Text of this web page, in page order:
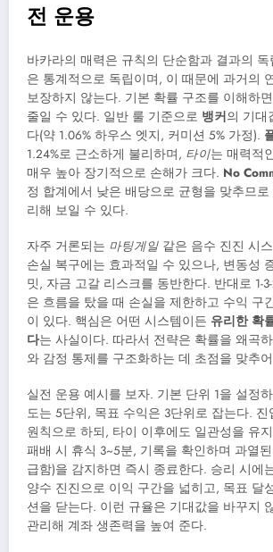
전 운용
바카라의 매력은 규칙의 단순함과 결과의
은 통계적으로 독립이며, 이 때문에 과거의
보장하지 않는다. 기본 확률 구조를 이해하
줄일 수 있다. 일반 룰 기준으로 뱅커의 기대
다(약 1.06% 하우스 엣지, 커미션 5% 가정).
1.24%로 근소하게 불리하며, 타이는 매력적
매우 높아 장기적으로 손해가 크다. No
정 합계에서 낮은 배당으로 균형을 맞추므
리해 보일 수 있다.
자주 거론되는 마팅게일 같은 음수 진진 시
손실 복구에는 효과적일 수 있으나, 변동성
밋, 자금 고갈 리스크를 동반한다. 반대로 1-
은 흐름을 탔을 때 손실을 제한하고 수익 구
이 있다. 핵심은 어떤 시스템이든 유리한 확
다는 사실이다. 따라서 전략은 확률을 왜곡
와 감정 통제를 구조화하는 데 초점을 맞추
실전 운용 예시를 보자. 기본 단위 1을 설정
도는 5단위, 목표 수익은 3단위로 잡는다. 진
원칙으로 하되, 타이 이후에도 일관성을 유
패배 시 휴식 3~5분, 기록을 확인하며 과열
급함)을 감지하면 즉시 종료한다. 승리 시에
양수 진진으로 이익 구간을 넓히고, 목표 달
션을 닫는다. 이런 규율은 기대값을 바꾸지
관리해 계좌 생존력을 높여 준다.